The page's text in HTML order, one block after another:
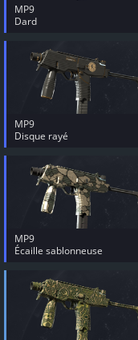
MP9
Dard
MP9
Disque rayé
MP9
Écaille sablonneuse